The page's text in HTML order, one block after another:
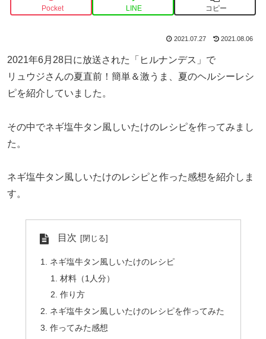
Pocket LINE コピー
2021.07.27 2021.08.06
2021年6月28日に放送された「ヒルナンデス」で
リュウジさんの夏直前！簡単＆激うま、夏のヘルシーレシ
ピを紹介していました。
その中でネギ塩牛タン風しいたけのレシピを作ってみまし
た。
ネギ塩牛タン風しいたけのレシピと作った感想を紹介しま
す。
目次
ネギ塩牛タン風しいたけのレシピ
材料（1人分）
作り方
ネギ塩牛タン風しいたけのレシピを作ってみた
作ってみた感想